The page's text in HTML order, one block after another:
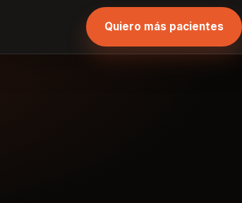
Quiero más pacientes